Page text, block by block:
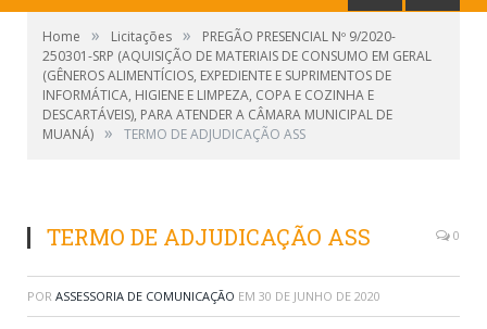
Home » Licitações »
PREGÃO PRESENCIAL Nº 9/2020-
250301-SRP (AQUISIÇÃO DE MATERIAIS DE CONSUMO EM GERAL
(GÊNEROS ALIMENTÍCIOS, EXPEDIENTE E SUPRIMENTOS DE
INFORMÁTICA, HIGIENE E LIMPEZA, COPA E COZINHA E
DESCARTÁVEIS), PARA ATENDER A CÂMARA MUNICIPAL DE
MUANÁ) » TERMO DE ADJUDICAÇÃO ASS
TERMO DE ADJUDICAÇÃO ASS 0
POR ASSESSORIA DE COMUNICAÇÃO EM 30 DE JUNHO DE 2020